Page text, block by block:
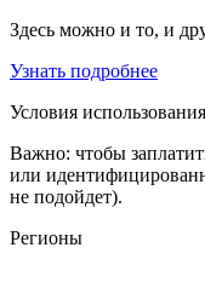
Здесь можно и то, и
Узнать подробнее
Условия использования
Важно: чтобы
или
не подойдет).
Регионы